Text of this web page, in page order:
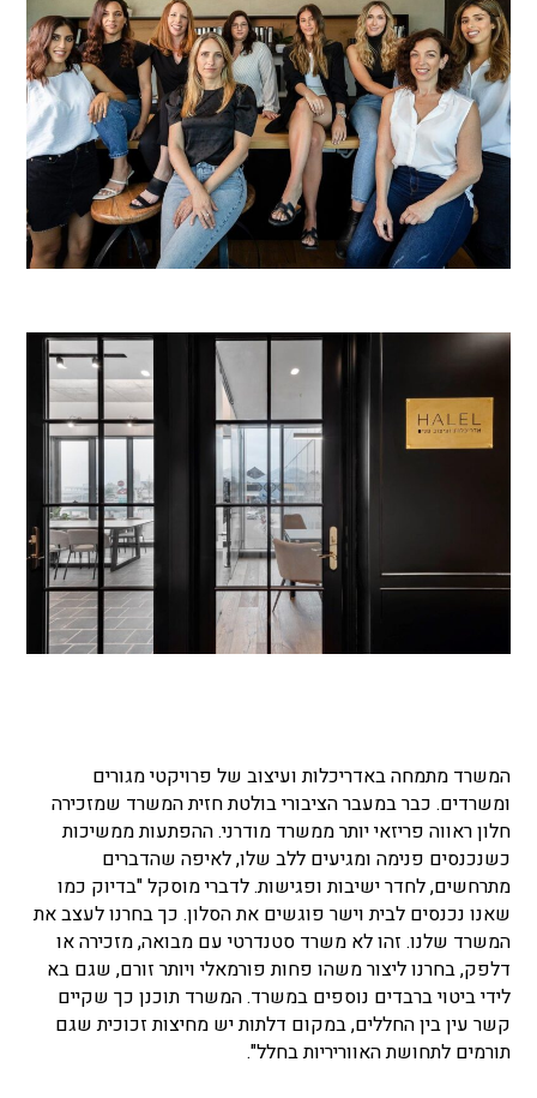
המשרד מתמחה באדריכלות ועיצוב של פרויקטי מגורים
ומשרדים. כבר במעבר הציבורי בולטת חזית המשרד שמזכירה
חלון ראווה פריזאי יותר ממשרד מודרני. ההפתעות ממשיכות
כשנכנסים פנימה ומגיעים ללב שלו, לאיפה שהדברים
מתרחשים, לחדר ישיבות ופגישות. לדברי מוסקל "בדיוק כמו
שאנו נכנסים לבית וישר פוגשים את הסלון. כך בחרנו לעצב את
המשרד שלנו. זהו לא משרד סטנדרטי עם מבואה, מזכירה או
דלפק, בחרנו ליצור משהו פחות פורמאלי ויותר זורם, שגם בא
לידי ביטוי ברבדים נוספים במשרד. המשרד תוכנן כך שקיים
קשר עין בין החללים, במקום דלתות יש מחיצות זכוכית שגם
תורמים לתחושת האווריריות בחלל".